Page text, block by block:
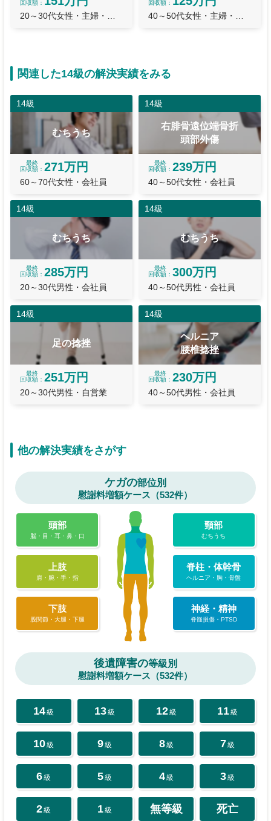
回収額 回収額
関連した14級の解決実績をみる
14級
むちうち
最終
回収額
271万円
60～70代女性・会社員
14級
右腓骨遠位端骨折
頭部外傷
最終
回収額
239万円
40～50代女性・会社員
14級
むちうち
最終
回収額
285万円
20～30代男性・会社員
14級
むちうち
最終
回収額
300万円
40～50代男性・会社員
14級
足の捻挫
最終
回収額
251万円
20～30代男性・自営業
14級
ヘルニア
腰椎捻挫
最終
回収額
230万円
40～50代男性・会社員
他の解決実績をさがす
ケガの部位別
慰謝料増額ケース（532件）
頭部
脳・目・耳・鼻・口
頸部
むちうち
上肢
肩・腕・手・指
脊柱・体幹骨
ヘルニア・胸・骨盤
下肢
股関節・大腿・下腿
神経・精神
脊髄損傷・PTSD
後遺障害の等級別
慰謝料増額ケース（532件）
14級 13級 12級 11級
10級 9級 8級 7級
6級 5級 4級 3級
2級 1級 無等級 死亡